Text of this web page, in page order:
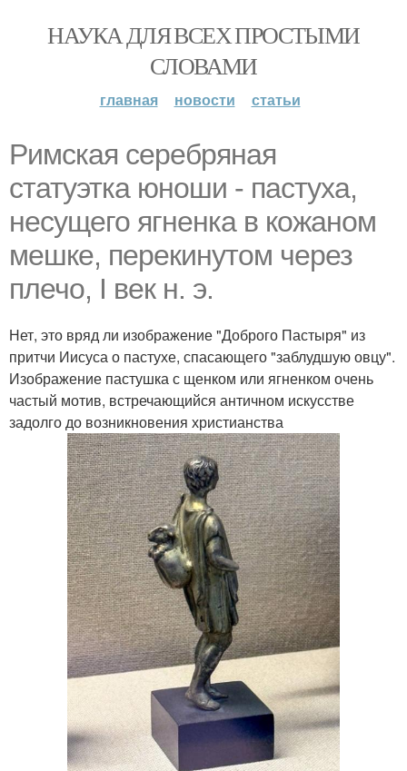
НАУКА ДЛЯ ВСЕХ ПРОСТЫМИ
СЛОВАМИ
главная новости статьи
Римская серебряная
статуэтка юноши - пастуха,
несущего ягненка в кожаном
мешке, перекинутом через
плечо, I век н. э.
Нет, это вряд ли изображение "Доброго Пастыря" из
притчи Иисуса о пастухе, спасающего "заблудшую овцу".
Изображение пастушка с щенком или ягненком очень
частый мотив, встречающийся античном искусстве
задолго до возникновения христианства